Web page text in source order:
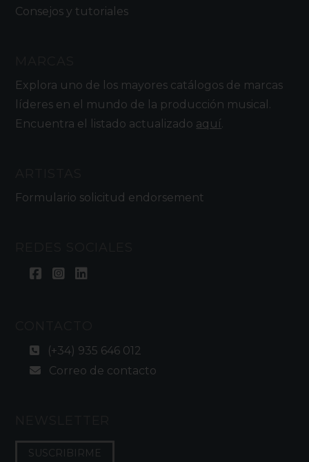
Consejos y tutoriales
Explora uno de los mayores catálogos de marcas
líderes en el mundo de la producción musical.
Encuentra el listado actualizado aquí.
Formulario solicitud endorsement
(+34) 935 646 012
Correo de contacto
SUSCRIBIRME